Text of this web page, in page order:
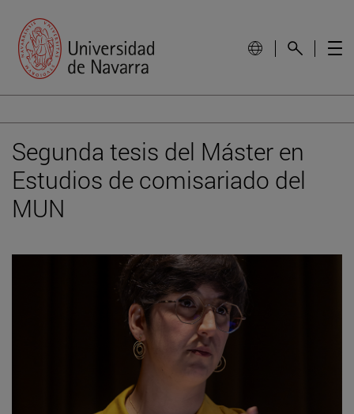
Segunda tesis del Máster en
Estudios de comisariado del
MUN